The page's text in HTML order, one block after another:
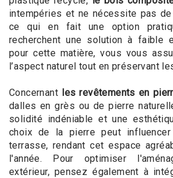
intempéries et ne nécessite pas
ce qui en fait une option
recherchent une solution à faible
pour cette matière, vous vous
l’aspect naturel tout en préservant
Concernant les revêtements en
dalles en grès ou de pierre
solidité indéniable et une
choix de la pierre peut
terrasse, rendant cet espace
l'année. Pour optimiser
extérieur, pensez également à